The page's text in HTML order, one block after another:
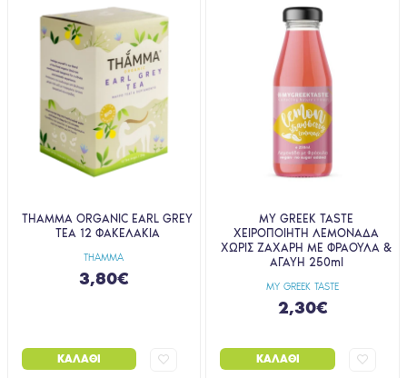
THAMMA
THAMMA ORGANIC EARL GREY
TEA 12 ΦΑΚΕΛΑΚΙΑ
3,80€
ΚΑΛΆΘΙ
MY GREEK TASTE
MY GREEK TASTE
ΧΕΙΡΟΠΟΙΗΤΗ ΛΕΜΟΝΑΔΑ
ΧΩΡΙΣ ΖΑΧΑΡΗ ΜΕ ΦΡΑΟΥΛΑ &
ΑΓΑΥΗ 250ml
2,30€
ΚΑΛΆΘΙ